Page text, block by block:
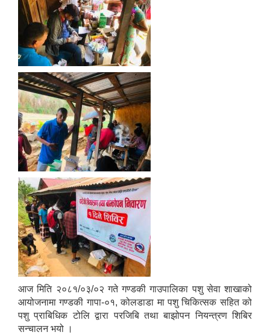
आज मिति २०८१/०३/०२ गते गण्डकी गाउपालिका पशु सेवा शाखाको
आयोजनामा गण्डकी गापा-०१, कोलडाडा मा पशु चिकित्सक सहित को
पशु प्राबिधिक टोलि द्वारा परजिबि तथा बाझोपन नियन्त्रण शिबिर
सन्चालन भयो ।